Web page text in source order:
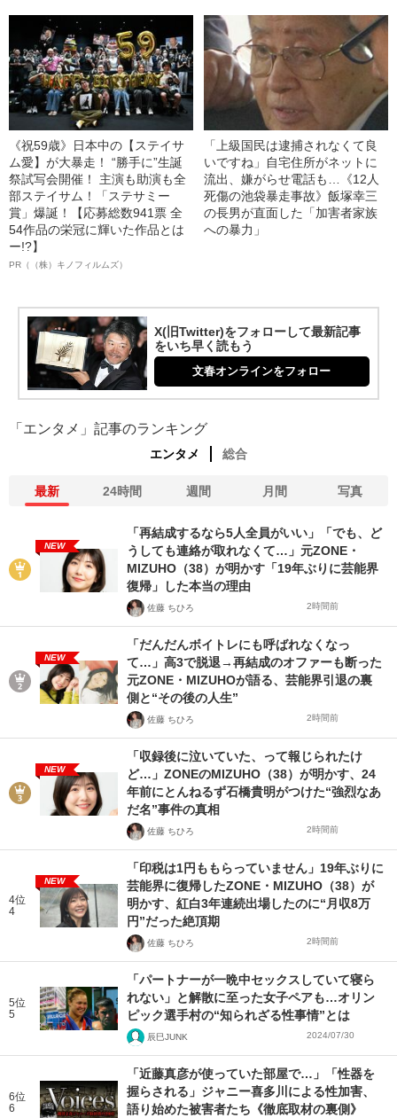
《祝59歳》日本中の【ステイサ
ム愛】が大暴走！ “勝手に”生誕
祭試写会開催！ 主演も助演も全
部ステイサム！「ステサミー
賞」爆誕！【応募総数941票 全
54作品の栄冠に輝いた作品とは
ー!?】
PR（（株）キノフィルムズ）
「上級国民は逮捕されなくて良
いですね」自宅住所がネットに
流出、嫌がらせ電話も…《12人
死傷の池袋暴走事故》飯塚幸三
の長男が直面した「加害者家族
への暴力」
X(旧Twitter)をフォローして最新記事
をいち早く読もう
文春オンラインをフォロー
「エンタメ」記事のランキング
エンタメ 総合
最新 24時間 週間 月間 写真
NEW
「再結成するなら5人全員がいい」「でも、ど
うしても連絡が取れなくて…」元ZONE・
MIZUHO（38）が明かす「19年ぶりに芸能界
復帰」した本当の理由
佐藤 ちひろ 2時間前
NEW
「だんだんボイトレにも呼ばれなくなっ
て…」高3で脱退→再結成のオファーも断った
元ZONE・MIZUHOが語る、芸能界引退の裏
側と“その後の人生”
佐藤 ちひろ 2時間前
NEW
「収録後に泣いていた、って報じられたけ
ど…」ZONEのMIZUHO（38）が明かす、24
年前にとんねるず石橋貴明がつけた“強烈なあ
だ名”事件の真相
佐藤 ちひろ 2時間前
4位
4
NEW
「印税は1円ももらっていません」19年ぶりに
芸能界に復帰したZONE・MIZUHO（38）が
明かす、紅白3年連続出場したのに“月収8万
円”だった絶頂期
佐藤 ちひろ 2時間前
5位
5
「パートナーが一晩中セックスしていて寝ら
れない」と解散に至った女子ペアも…オリン
ピック選手村の“知られざる性事情”とは
辰巳JUNK 2024/07/30
6位
6
「近藤真彦が使っていた部屋で…」「性器を
握らされる」ジャニー喜多川による性加害、
語り始めた被害者たち《徹底取材の裏側》